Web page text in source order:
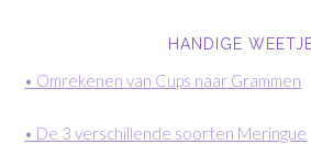
HANDIGE
• Omrekenen van Cups naar Grammen
• De 3 verschillende soorten Meringue